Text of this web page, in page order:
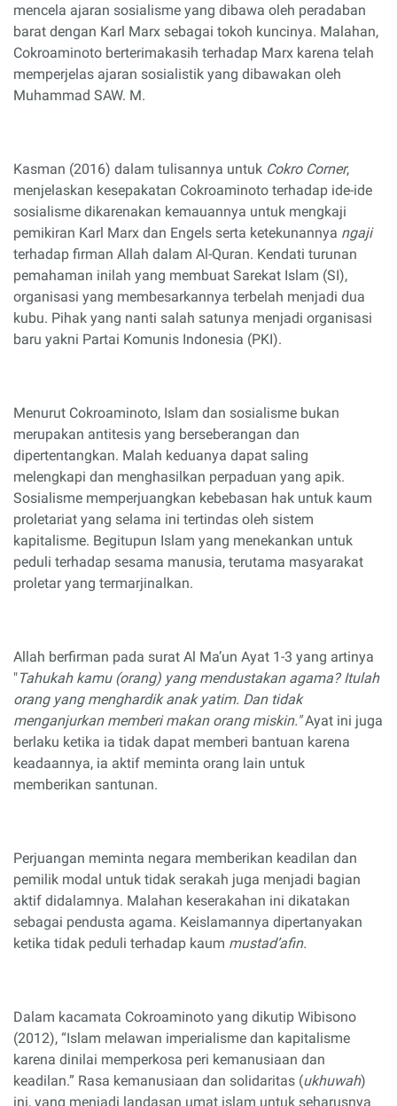
mencela ajaran sosialisme yang dibawa oleh peradaban
barat dengan Karl Marx sebagai tokoh kuncinya. Malahan,
Cokroaminoto berterimakasih terhadap Marx karena telah
memperjelas ajaran sosialistik yang dibawakan oleh
Muhammad SAW. M.
Kasman (2016) dalam tulisannya untuk Cokro Corner,
menjelaskan kesepakatan Cokroaminoto terhadap ide-ide
sosialisme dikarenakan kemauannya untuk mengkaji
pemikiran Karl Marx dan Engels serta ketekunannya ngaji
terhadap firman Allah dalam Al-Quran. Kendati turunan
pemahaman inilah yang membuat Sarekat Islam (SI),
organisasi yang membesarkannya terbelah menjadi dua
kubu. Pihak yang nanti salah satunya menjadi organisasi
baru yakni Partai Komunis Indonesia (PKI).
Menurut Cokroaminoto, Islam dan sosialisme bukan
merupakan antitesis yang berseberangan dan
dipertentangkan. Malah keduanya dapat saling
melengkapi dan menghasilkan perpaduan yang apik.
Sosialisme memperjuangkan kebebasan hak untuk kaum
proletariat yang selama ini tertindas oleh sistem
kapitalisme. Begitupun Islam yang menekankan untuk
peduli terhadap sesama manusia, terutama masyarakat
proletar yang termarjinalkan.
Allah berfirman pada surat Al Ma’un Ayat 1-3 yang artinya
"Tahukah kamu (orang) yang mendustakan agama? Itulah
orang yang menghardik anak yatim. Dan tidak
menganjurkan memberi makan orang miskin."Ayat ini juga
berlaku ketika ia tidak dapat memberi bantuan karena
keadaannya, ia aktif meminta orang lain untuk
memberikan santunan.
Perjuangan meminta negara memberikan keadilan dan
pemilik modal untuk tidak serakah juga menjadi bagian
aktif didalamnya. Malahan keserakahan ini dikatakan
sebagai pendusta agama. Keislamannya dipertanyakan
ketika tidak peduli terhadap kaum mustad’afin.
Dalam kacamata Cokroaminoto yang dikutip Wibisono
(2012), “Islam melawan imperialisme dan kapitalisme
karena dinilai memperkosa peri kemanusiaan dan
keadilan.” Rasa kemanusiaan dan solidaritas (ukhuwah)
ini, yang menjadi landasan umat islam untuk seharusnya